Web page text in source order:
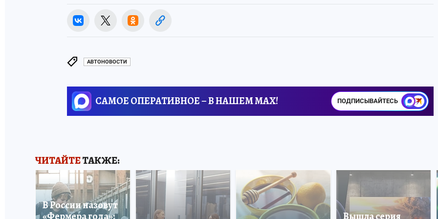
АВТОНОВОСТИ
САМОЕ ОПЕРАТИВНОЕ – В НАШЕМ MAX! ПОДПИСЫВАЙТЕСЬ
ЧИТАЙТЕТАКЖЕ:
В России назовут
«Фермера года»:
Вышла серия